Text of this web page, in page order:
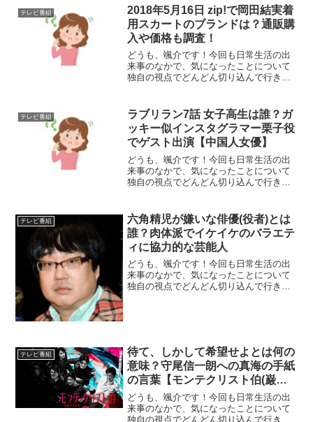
のは、テレビ新広島（TSS）の人気アナ
ウンサー古沢知子アナが病...
テレビ番組
2018年5月16日 zip!で岡田結実着
用スカートのブランドは？通販購
入や価格も調査！
どうも、颯介です！今回も日常生活の出
来事のなかで、気になったことについて
独自の視点でどんどん切り込んで行きた
日2018年5月16日放送の日本テレビ系の
情報番組『ZIP...
テレビ番組
ラブリラン7話 女子高生は誰？ガ
ッキー似インスタグラマー栗子役
でゲスト出演【中国人女優】
どうも、颯介です！今回も日常生活の出
来事のなかで、気になったことについて
独自の視点でどんどん切り込んで行きた
本テレビ系で放送されているテレビドラ
マ『ラブリラン』第7話...
テレビ番組
六角精児が嫌いな俳優(役者)とは
誰？肉体派でイケイケのバラエテ
ィに協力的な芸能人
どうも、颯介です！今回も日常生活の出
来事のなかで、気になったことについて
独自の視点でどんどん切り込んで行きた
テレビ番組
待て、しかして希望せよとは何の
意味？守尾信一朗への真海の手紙
の言葉【モンテクリスト伯(巌窟
王)】
どうも、颯介です！今回も日常生活の出
来事のなかで、気になったことについて
独自の視点でどんどん切り込んで行きた